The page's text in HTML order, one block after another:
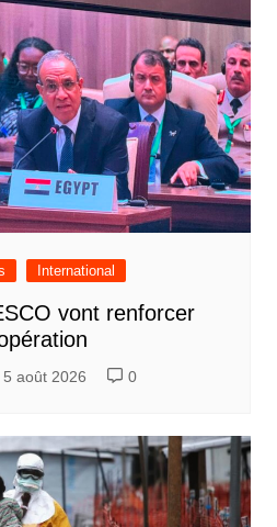
International
vont renforcer
5 août 2026 0